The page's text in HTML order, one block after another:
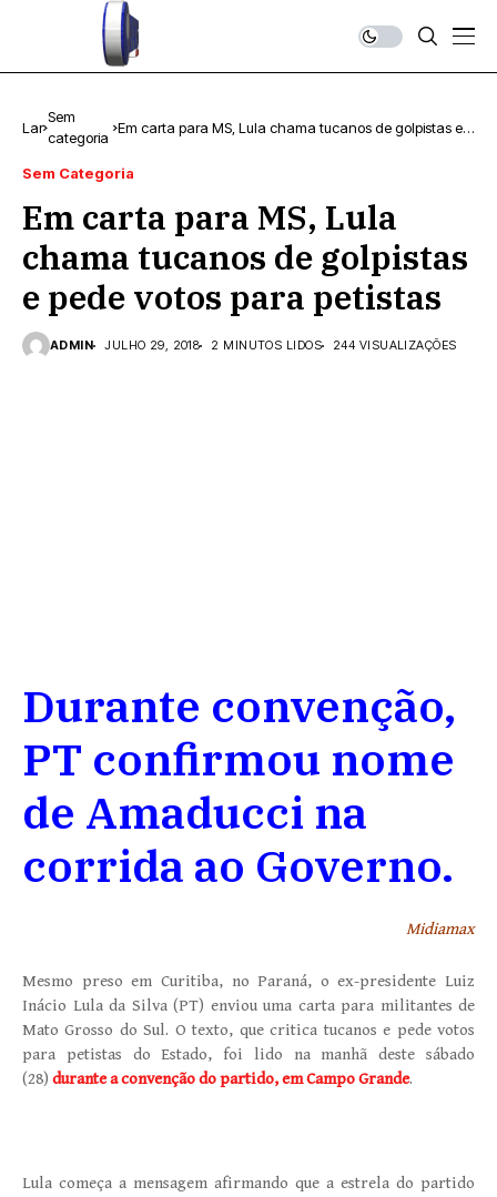
Lar
Sem
categoria
Em carta para MS, Lula chama tucanos de golpistas e
Sem Categoria
Em carta para MS, Lula
chama tucanos de golpistas
e pede votos para petistas
ADMIN JULHO 29, 2018 2 MINUTOS LIDOS 244 VISUALIZAÇÕES
Durante convenção,
PT confirmou nome
de Amaducci na
corrida ao Governo.
Midiamax
Mesmo preso em Curitiba, no Paraná, o ex-presidente Luiz
Inácio Lula da Silva (PT) enviou uma carta para militantes de
Mato Grosso do Sul. O texto, que critica tucanos e pede votos
para petistas do Estado, foi lido na manhã deste sábado
(28) durante a convenção do partido, em Campo Grande.
Lula começa a mensagem afirmando que a estrela do partido